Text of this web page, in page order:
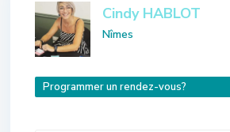
Cindy HABLOT
Nîmes
Programmer un rendez-vous?